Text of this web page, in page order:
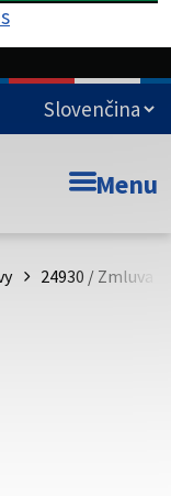
informácie iba
stránka
webového sídla.
Menu
24930 / Zmluva